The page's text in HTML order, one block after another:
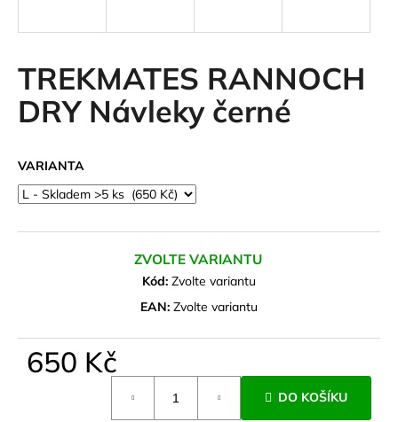
TREKMATES RANNOCH
DRY Návleky černé
VARIANTA
ZVOLTE VARIANTU
Kód: Zvolte variantu
EAN: Zvolte variantu
650 Kč
DO KOŠÍKU
í
t
?
HLEDAT
o